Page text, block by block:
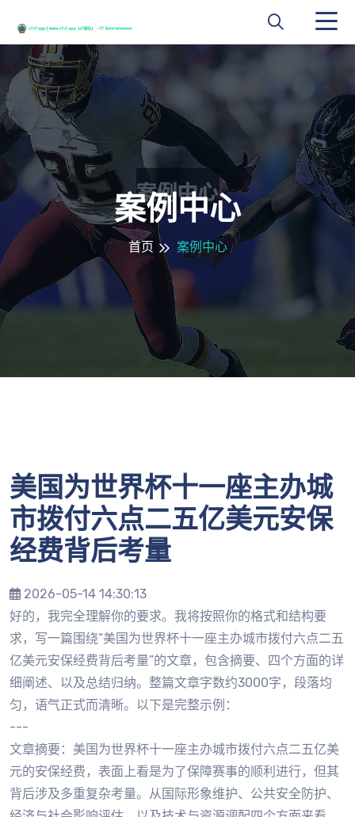
案例中心
首页 案例中心
美国为世界杯十一座主办城
市拨付六点二五亿美元安保
经费背后考量
2026-05-14 14:30:13
好的，我完全理解你的要求。我将按照你的格式和结构要
求，写一篇围绕“美国为世界杯十一座主办城市拨付六点二五
亿美元安保经费背后考量”的文章，包含摘要、四个方面的详
细阐述、以及总结归纳。整篇文章字数约3000字，段落均
匀，语气正式而清晰。以下是完整示例：
---
文章摘要：美国为世界杯十一座主办城市拨付六点二五亿美
元的安保经费，表面上看是为了保障赛事的顺利进行，但其
背后涉及多重复杂考量。从国际形象维护、公共安全防护、